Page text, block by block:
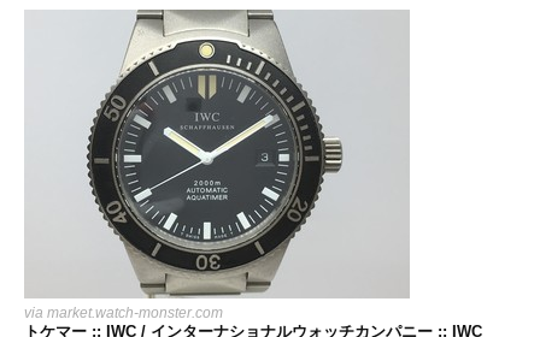
via market.watch-monster.com
トケマー :: IWC / インターナショナルウォッチカンパニー :: IWC